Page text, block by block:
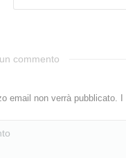
commento
email non verrà pubblicato.